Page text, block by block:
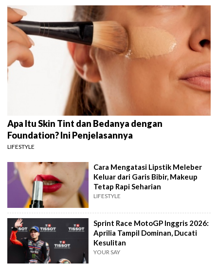
Apa Itu Skin Tint dan Bedanya dengan
Foundation? Ini Penjelasannya
LIFESTYLE
Cara Mengatasi Lipstik Meleber
Keluar dari Garis Bibir, Makeup
Tetap Rapi Seharian
LIFESTYLE
Sprint Race MotoGP Inggris 2026:
Aprilia Tampil Dominan, Ducati
Kesulitan
YOUR SAY